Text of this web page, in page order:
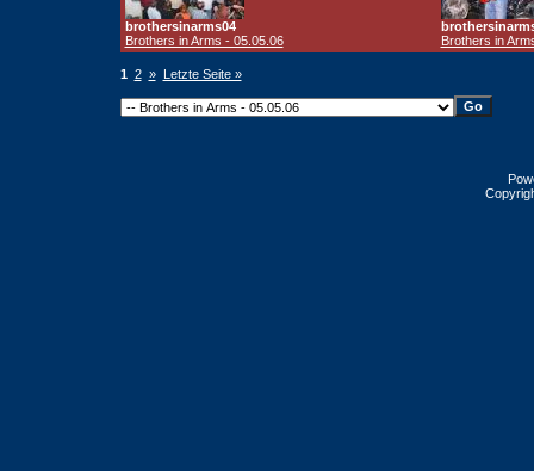
brothersinarms04
Brothers in Arms - 05.05.06
Brothers in
1 2 » Letzte Seite »